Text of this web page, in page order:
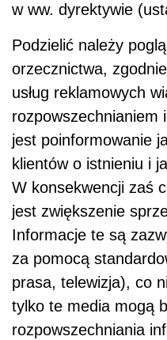
w ww. dyrektywie
Podzielić należy
orzecznictwa,
usług reklamowych
rozpowszechnianiem
jest poinformowanie
klientów o istnieniu i
W konsekwencji zaś
jest zwiększenie
Informacje te są
za pomocą
prasa, telewizja), co
tylko te media mogą
rozpowszechniania